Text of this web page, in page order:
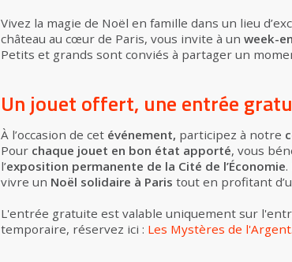
Vivez la magie de Noël en famille dans un lieu
château au cœur de Paris, vous invite à un week-
Petits et grands sont conviés à partager un
Un jouet offert, une entrée
À l’occasion de cet événement, participez à notre
Pour chaque jouet en bon état apporté, vous
l’exposition permanente de la Cité de l’Économie.
vivre un Noël solidaire à Paris tout en profitant
L'entrée gratuite est valable uniquement sur
temporaire, réservez ici : Les Mystères de l'Argent.